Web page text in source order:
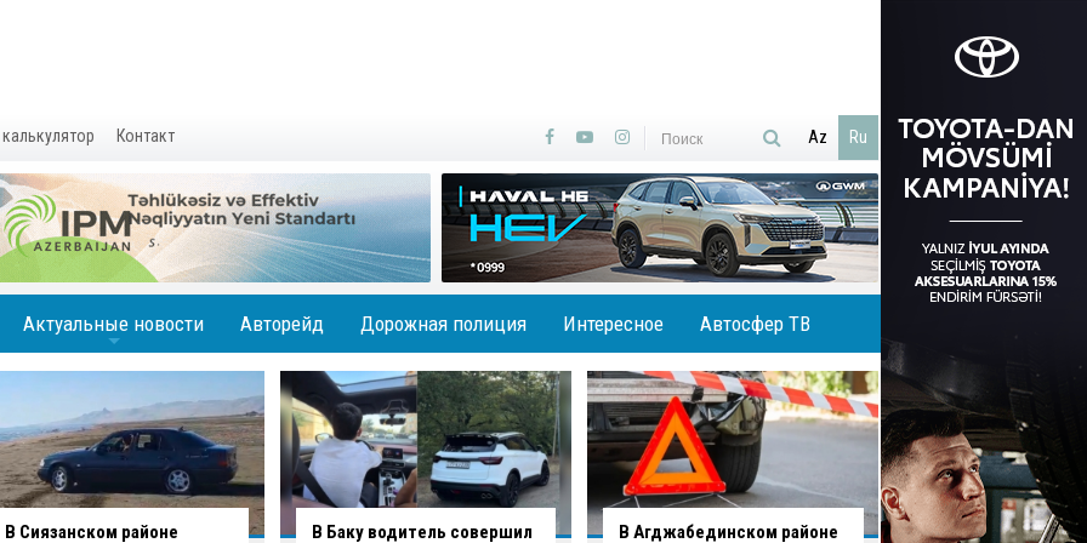
Контакт Az Ru
Актуальные новости Авторейд Дорожная полиция Интересное Автосфер ТВ
В Баку водитель совершил
В Агджабединском районе
В Хырдалане обрушился
В Гаджигабуле